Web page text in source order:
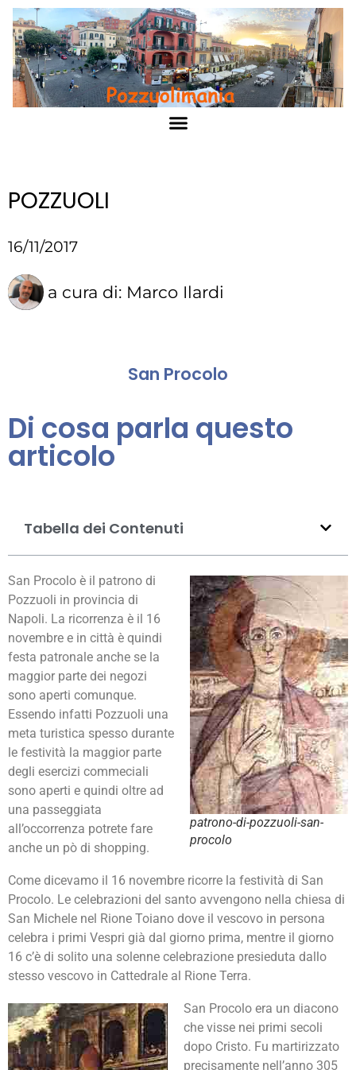
POZZUOLI
16/11/2017
a cura di: Marco Ilardi
San Procolo
Di cosa parla questo
articolo
Tabella dei Contenuti
patrono-di-pozzuoli-san-
procolo
San Procolo è il patrono di
Pozzuoli in provincia di
Napoli. La ricorrenza è il 16
novembre e in città è quindi
festa patronale anche se la
maggior parte dei negozi
sono aperti comunque.
Essendo infatti Pozzuoli una
meta turistica spesso durante
le festività la maggior parte
degli esercizi commeciali
sono aperti e quindi oltre ad
una passeggiata
all’occorrenza potrete fare
anche un pò di shopping.
Come dicevamo il 16 novembre ricorre la festività di San
Procolo. Le celebrazioni del santo avvengono nella chiesa di
San Michele nel Rione Toiano dove il vescovo in persona
celebra i primi Vespri già dal giorno prima, mentre il giorno
16 c’è di solito una solenne celebrazione presieduta dallo
stesso vescovo in Cattedrale al Rione Terra.
San Procolo era un diacono
che visse nei primi secoli
dopo Cristo. Fu martirizzato
precisamente nell’anno 305